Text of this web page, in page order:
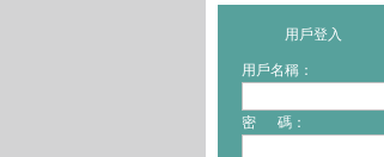
用戶登入
用戶名稱：
密 碼：